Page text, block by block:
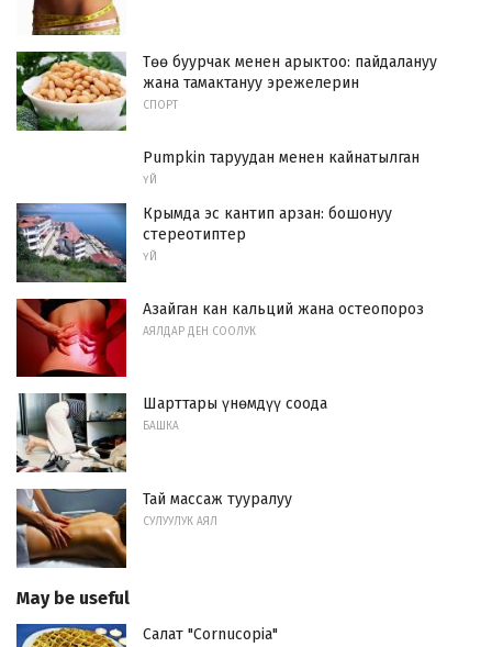
Төө буурчак менен арыктоо: пайдалануу
жана тамактануу эрежелерин
СПОРТ
Pumpkin таруудан менен кайнатылган
ҮЙ
Крымда эс кантип арзан: бошонуу
стереотиптер
ҮЙ
Азайган кан кальций жана остеопороз
АЯЛДАР ДЕН СООЛУК
Шарттары үнөмдүү соода
БАШКА
Тай массаж тууралуу
СУЛУУЛУК АЯЛ
May be useful
Салат "Cornucopia"